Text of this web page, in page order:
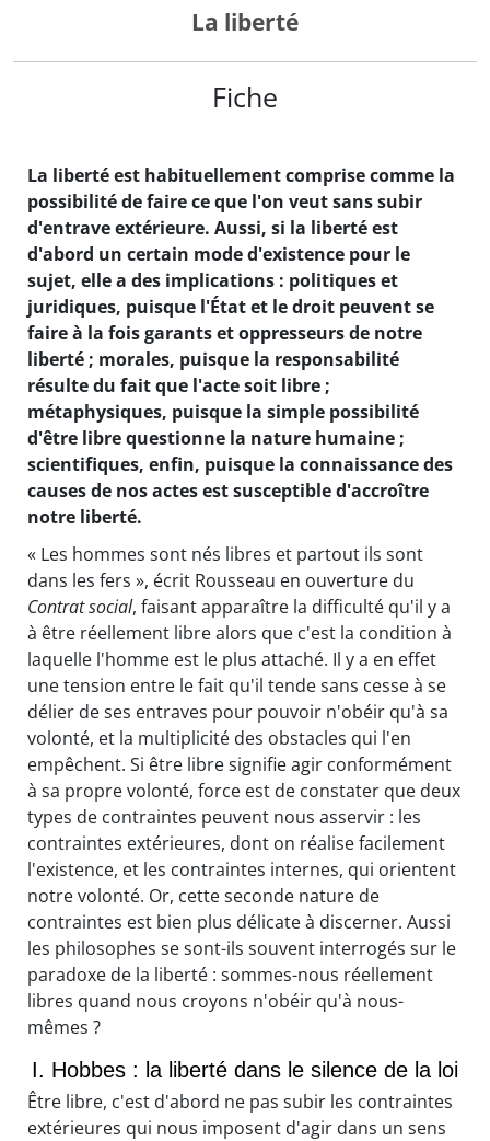
La liberté
Fiche
La liberté est habituellement comprise comme la
possibilité de faire ce que l'on veut sans subir
d'entrave extérieure. Aussi, si la liberté est
d'abord un certain mode d'existence pour le
sujet, elle a des implications : politiques et
juridiques, puisque l'État et le droit peuvent se
faire à la fois garants et oppresseurs de notre
liberté ; morales, puisque la responsabilité
résulte du fait que l'acte soit libre ;
métaphysiques, puisque la simple possibilité
d'être libre questionne la nature humaine ;
scientifiques, enfin, puisque la connaissance des
causes de nos actes est susceptible d'accroître
notre liberté.
« Les hommes sont nés libres et partout ils sont
dans les fers », écrit Rousseau en ouverture du
Contrat social, faisant apparaître la difficulté qu'il y a
à être réellement libre alors que c'est la condition à
laquelle l'homme est le plus attaché. Il y a en effet
une tension entre le fait qu'il tende sans cesse à se
délier de ses entraves pour pouvoir n'obéir qu'à sa
volonté, et la multiplicité des obstacles qui l'en
empêchent. Si être libre signifie agir conformément
à sa propre volonté, force est de constater que deux
types de contraintes peuvent nous asservir : les
contraintes extérieures, dont on réalise facilement
l'existence, et les contraintes internes, qui orientent
notre volonté. Or, cette seconde nature de
contraintes est bien plus délicate à discerner. Aussi
les philosophes se sont-ils souvent interrogés sur le
paradoxe de la liberté : sommes-nous réellement
libres quand nous croyons n'obéir qu'à nous-
mêmes ?
I. Hobbes : la liberté dans le silence de la loi
Être libre, c'est d'abord ne pas subir les contraintes
extérieures qui nous imposent d'agir dans un sens